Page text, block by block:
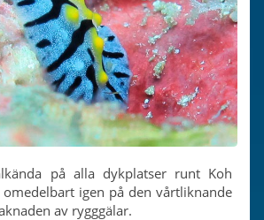
på alla dykplatser runt Koh
omedelbart igen på den vårtliknande
av rygggälar.